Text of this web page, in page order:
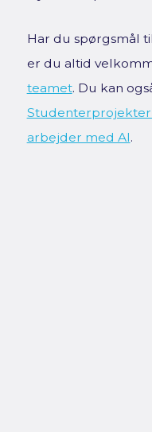
Har du spørgsmål
er du altid
teamet. Du kan
Studenterprojekter
arbejder med AI.